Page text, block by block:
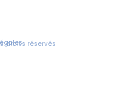
droits réservés